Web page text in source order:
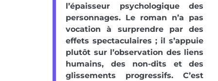
l’épaisseur psychologique des
personnages. Le roman n’a pas
vocation à surprendre par des
effets spectaculaires ; il s’appuie
plutôt sur l’observation des liens
humains, des non-dits et des
glissements progressifs. C’est